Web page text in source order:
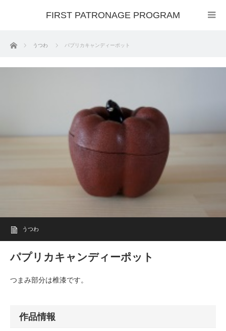
FIRST PATRONAGE PROGRAM
ホーム うつわ パプリカキャンディーポット
うつわ
パプリカキャンディーポット
つまみ部分は椎漆です。
作品情報